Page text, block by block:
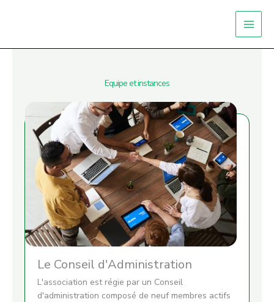
Equipe et instances
Le Conseil d'Administration
L'association est régie par un Conseil
d'administration composé de neuf membres actifs